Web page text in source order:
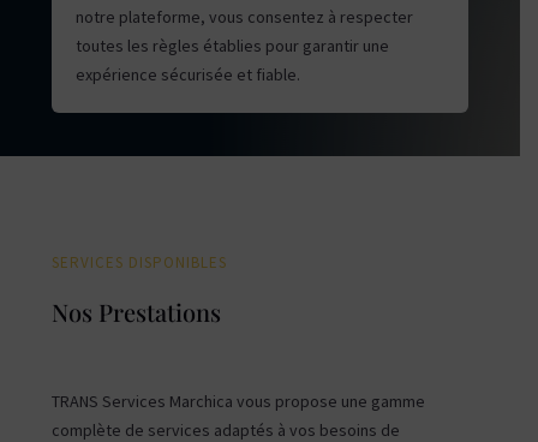
notre plateforme, vous consentez à respecter
toutes les règles établies pour garantir une
expérience sécurisée et fiable.
SERVICES DISPONIBLES
Nos Prestations
TRANS Services Marchica vous propose une gamme
complète de services adaptés à vos besoins de